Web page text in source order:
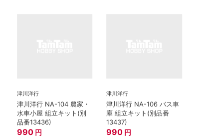
津川洋行
津川洋行 NA-104 農家・
水車小屋 組立キット(別
品番13436)
990 円
津川洋行
津川洋行 NA-106 バス車
庫 組立キット(別品番
13437)
990 円